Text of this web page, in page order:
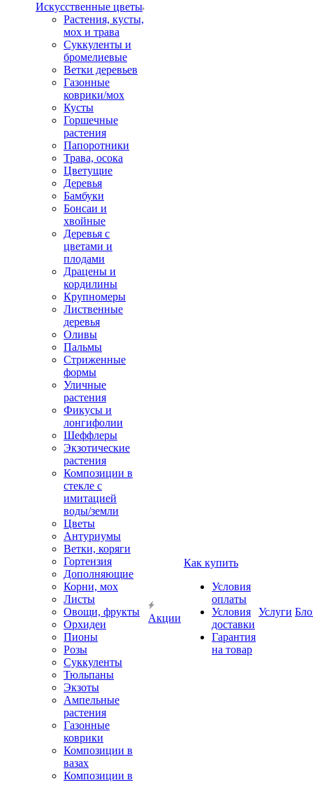
Искусственные цветы
Растения, кусты,
мох и трава
Суккуленты и
бромелиевые
Ветки деревьев
Газонные
коврики/мох
Кусты
Горшечные
растения
Папоротники
Трава, осока
Цветущие
Деревья
Бамбуки
Бонсаи и
хвойные
Деревья с
цветами и
плодами
Драцены и
кордилины
Крупномеры
Лиственные
деревья
Оливы
Пальмы
Стриженные
формы
Уличные
растения
Фикусы и
лонгифолии
Шеффлеры
Экзотические
растения
Композиции в
стекле с
имитацией
воды/земли
Цветы
Антуриумы
Ветки, коряги
Гортензия
Дополняющие
Корни, мох
Листы
Овощи, фрукты
Орхидеи
Пионы
Розы
Суккуленты
Тюльпаны
Экзоты
Ампельные
растения
Газонные
коврики
Композиции в
вазах
Композиции в
Акции
Как купить
Условия
оплаты
Условия
доставки
Гарантия
на товар
Услуги